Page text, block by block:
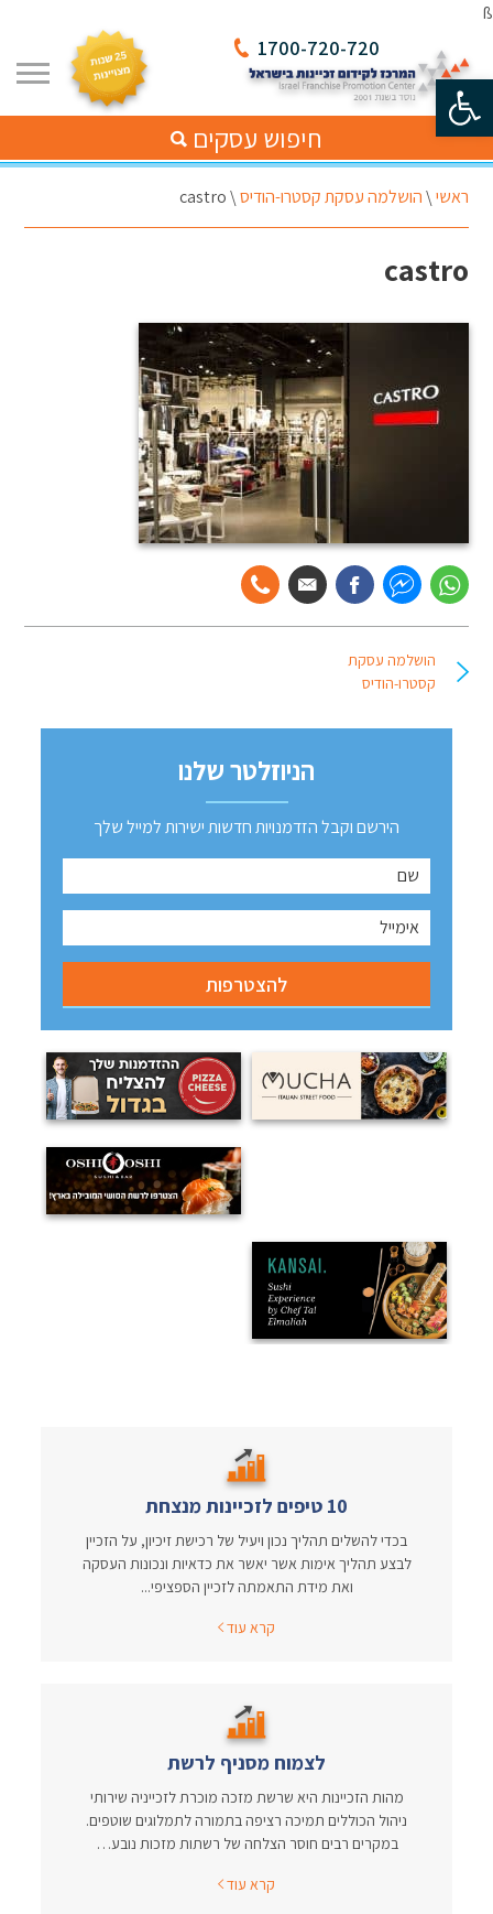
פתח סרגל נגישות
ß
1700-720-720
חיפוש עסקים
ראשי\הושלמה עסקת קסטרו-הודיס\
castro
castro
הושלמה עסקת
קסטרו-הודיס
הניוזלטר שלנו
הירשם וקבל הזדמנויות חדשות ישירות למייל שלך
10 טיפים לזכיינות מנצחת
בכדי להשלים תהליך נכון ויעיל של רכישת זיכיון, על הזכיין
לבצע תהליך אימות אשר יאשר את כדאיות ונכונות העסקה
ואת מידת התאמתה לזכיין הספציפי...
קרא עוד
לצמוח מסניף לרשת
מהות הזכיינות היא שרשת מזכה מוכרת לזכייניה שירותי
ניהול הכוללים תמיכה רציפה בתמורה לתמלוגים שוטפים.
במקרים רבים חוסר הצלחה של רשתות מזכות נובע…
קרא עוד